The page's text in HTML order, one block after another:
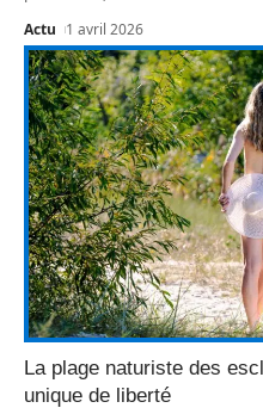
Actu 1 avril 2026
La plage naturiste des
unique de liberté